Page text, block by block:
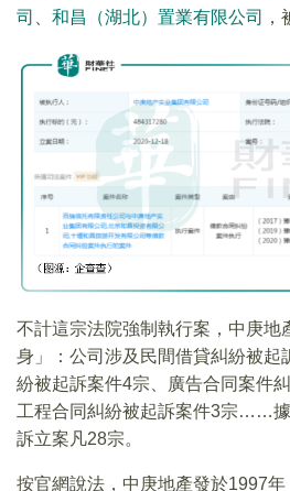
司
和昌（湖北）置業有限公司
不計這宗法院強制執行案，中庚地
身」：公司涉及民間借貸糾紛被起
紛被起訴案件4宗、廣告合同案件
工程合同糾紛被起訴案件3宗……
訴立案凡28宗。
按官網說法，中庚地產發於1997